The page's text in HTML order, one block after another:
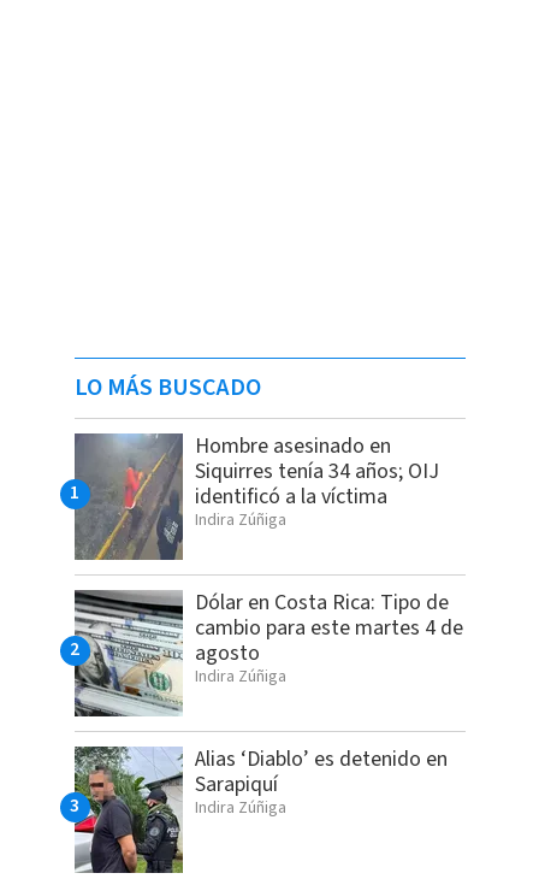
LO MÁS BUSCADO
Hombre asesinado en
Siquirres tenía 34 años; OIJ
identificó a la víctima
Indira Zúñiga
Dólar en Costa Rica: Tipo de
cambio para este martes 4 de
agosto
Indira Zúñiga
Alias ‘Diablo’ es detenido en
Sarapiquí
Indira Zúñiga